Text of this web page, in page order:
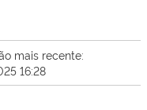
mais recente:
16:28